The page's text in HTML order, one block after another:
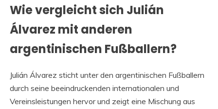
Wie vergleicht sich Julián
Álvarez mit anderen
argentinischen Fußballern?
Julián Álvarez sticht unter den argentinischen Fußballern
durch seine beeindruckenden internationalen und
Vereinsleistungen hervor und zeigt eine Mischung aus